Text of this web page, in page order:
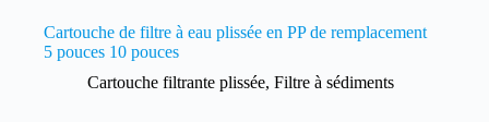
Cartouche de filtre à eau plissée en PP de remplacement
5 pouces 10 pouces
Cartouche filtrante plissée, Filtre à sédiments